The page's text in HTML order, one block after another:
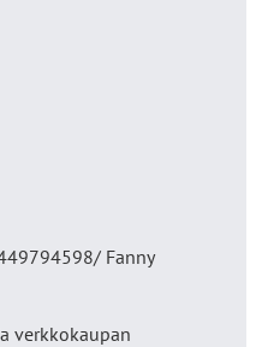
Fanny
verkkokaupan